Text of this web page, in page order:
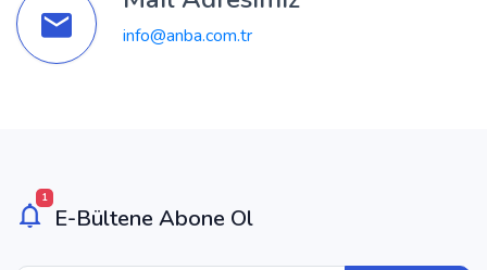
info@anba.com.tr
1
E-Bültene Abone Ol